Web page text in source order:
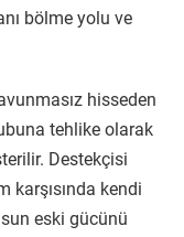
bölme yolu ve
hisseden
tehlike olarak
Destekçisi
karşısında kendi
eski gücünü